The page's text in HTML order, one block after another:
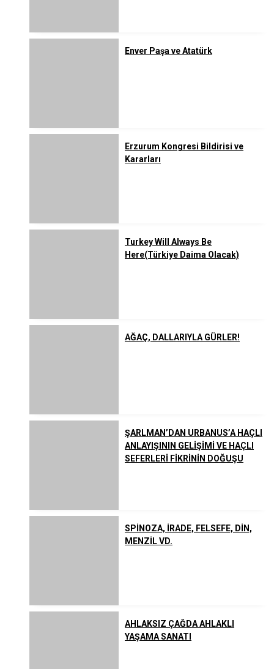
Enver Paşa ve Atatürk
Erzurum Kongresi Bildirisi ve
Kararları
Turkey Will Always Be
Here(Türkiye Daima Olacak)
AĞAÇ, DALLARIYLA GÜRLER!
ŞARLMAN’DAN URBANUS’A HAÇLI
ANLAYIŞININ GELİŞİMİ VE HAÇLI
SEFERLERİ FİKRİNİN DOĞUŞU
SPİNOZA, İRADE, FELSEFE, DİN,
MENZİL VD.
AHLAKSIZ ÇAĞDA AHLAKLI
YAŞAMA SANATI